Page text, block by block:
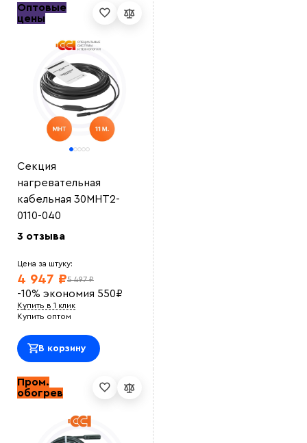
Оптовые
цены
Секция
нагревательная
кабельная 30МНТ2-
0110-040
3 отзыва
Цена за штуку:
5 497 ₽
4 947 ₽
-10% экономия 550₽
Купить в 1 клик
Купить оптом
В корзину
Пром.
обогрев